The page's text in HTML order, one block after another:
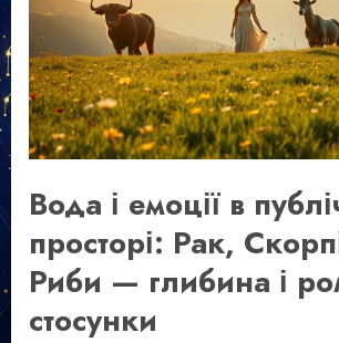
Вода і емоції в
просторі: Рак,
Риби — глибина і
стосунки